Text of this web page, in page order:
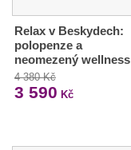
Relax v Beskydech:
polopenze a
neomezený wellness
4 380 Kč
3 590 Kč